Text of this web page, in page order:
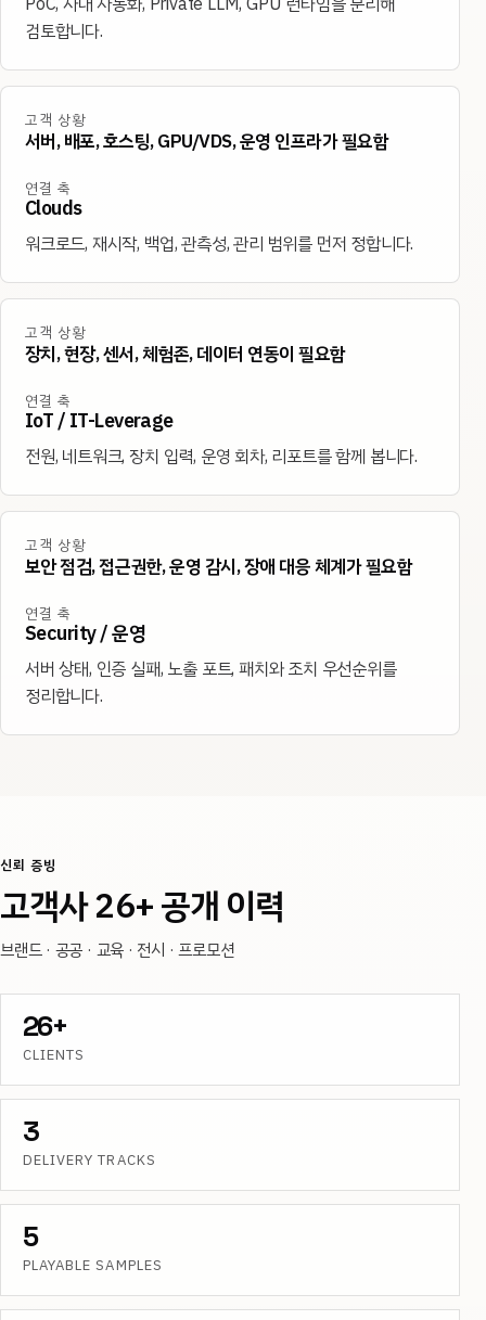
검토합니다.
고객 상황
서버, 배포, 호스팅, GPU/VDS, 운영 인프라가 필요함
연결 축
Clouds
워크로드, 재시작, 백업, 관측성, 관리 범위를 먼저 정합니다.
고객 상황
장치, 현장, 센서, 체험존, 데이터 연동이 필요함
연결 축
IoT / IT-Leverage
전원, 네트워크, 장치 입력, 운영 회차, 리포트를 함께 봅니다.
고객 상황
보안 점검, 접근권한, 운영 감시, 장애 대응 체계가 필요함
연결 축
Security / 운영
서버 상태, 인증 실패, 노출 포트, 패치와 조치 우선순위를
정리합니다.
신뢰 증빙
고객사 26+ 공개 이력
브랜드 · 공공 · 교육 · 전시 · 프로모션
26+
CLIENTS
3
DELIVERY TRACKS
5
PLAYABLE SAMPLES